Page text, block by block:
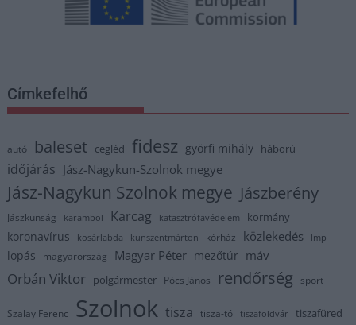
Címkefelhő
autó baleset cegléd fidesz györfi mihály háború
időjárás Jász-Nagykun-Szolnok megye
Jász-Nagykun Szolnok megye Jászberény
Jászkunság karambol Karcag katasztrófavédelem kormány
koronavírus kosárlabda kunszentmárton kórház közlekedés lmp
lopás magyarország Magyar Péter mezőtúr máv
Orbán Viktor polgármester Pócs János rendőrség sport
Szalay Ferenc Szolnok tisza tisza-tó tiszaföldvár tiszafüred